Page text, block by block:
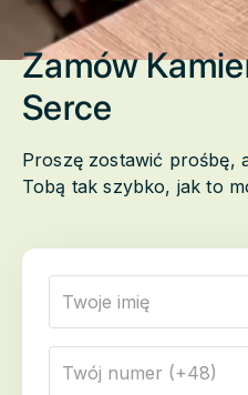
Zamów
Serce
Proszę zostawić prośbę,
Tobą tak szybko, jak to